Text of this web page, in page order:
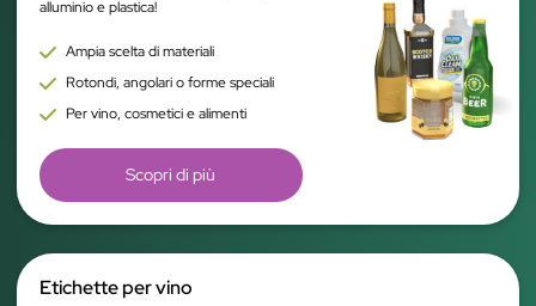
alluminio e plastica!
Ampia scelta di materiali
Rotondi, angolari o forme speciali
Per vino, cosmetici e alimenti
Scopri di più
Etichette per vino